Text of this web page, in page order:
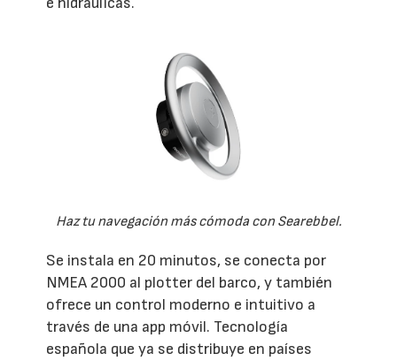
Haz tu navegación más cómoda con Searebbel.
Se instala en 20 minutos, se conecta por
NMEA 2000 al plotter del barco, y también
ofrece un control moderno e intuitivo a
través de una app móvil. Tecnología
española que ya se distribuye en países